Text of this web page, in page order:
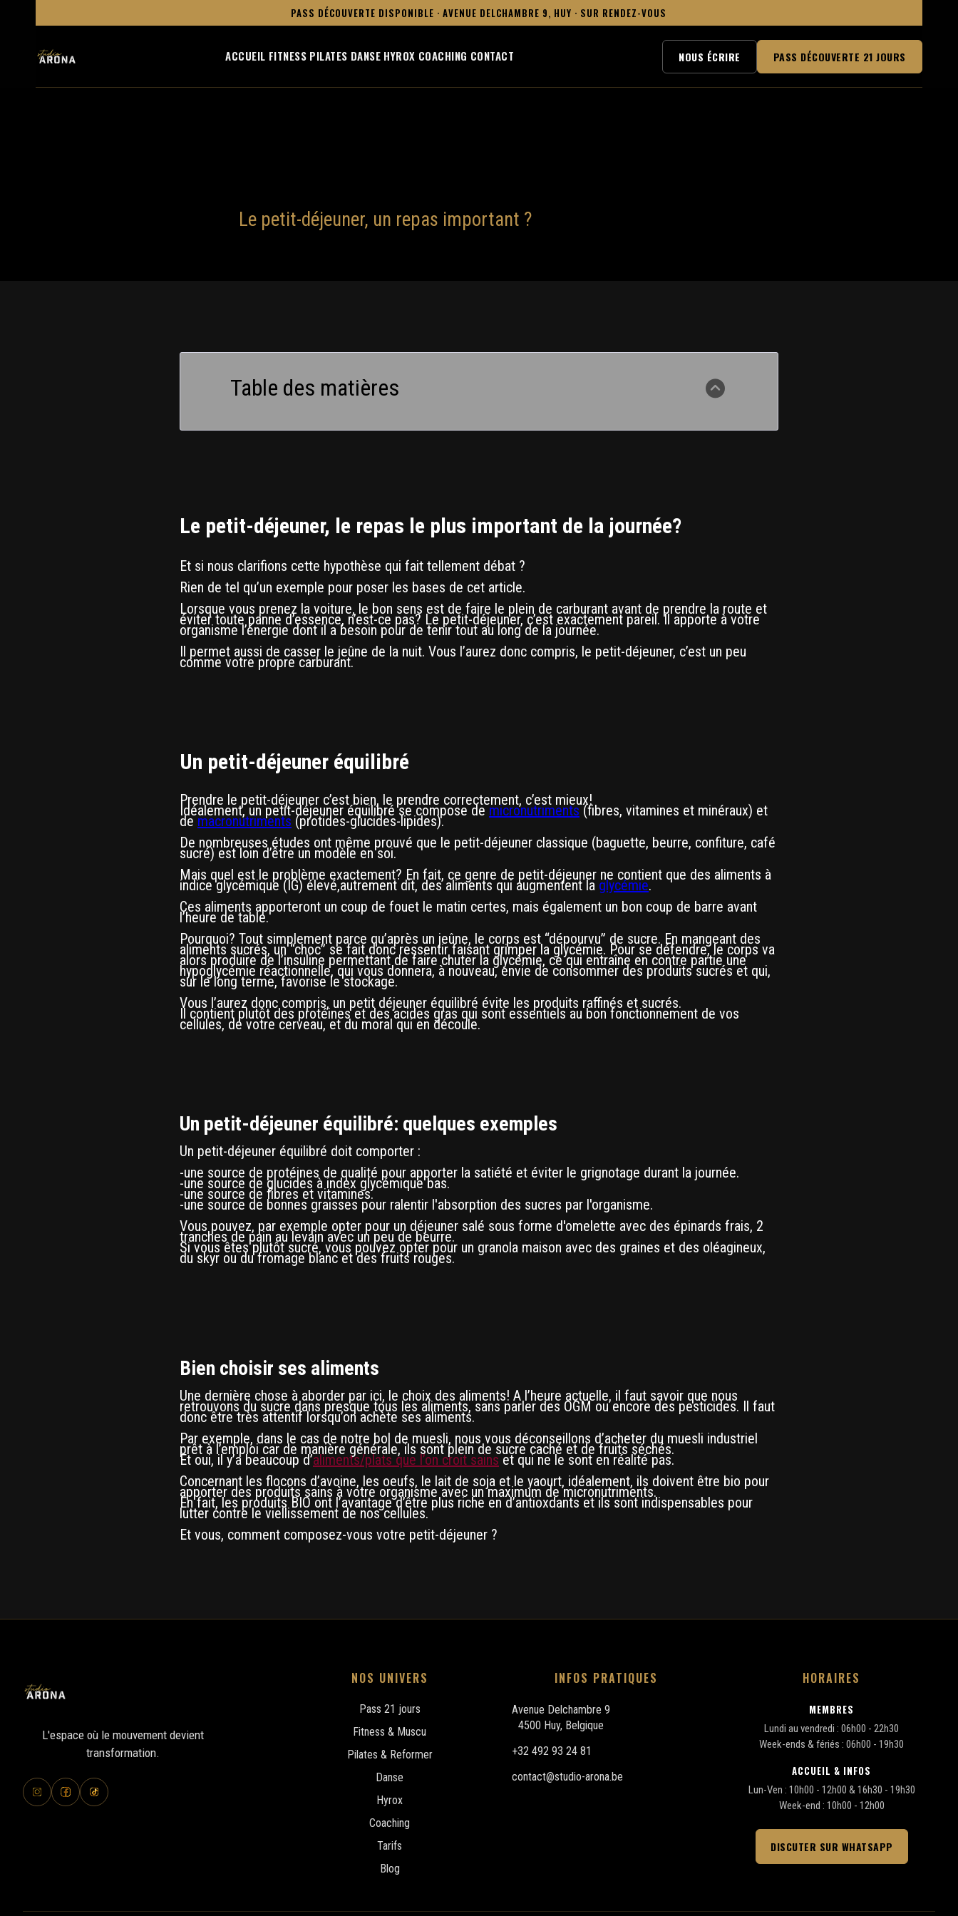
PASS DÉCOUVERTE DISPONIBLE · AVENUE DELCHAMBRE 9, HUY · SUR RENDEZ-VOUS
ACCUEIL FITNESS PILATES DANSE HYROX COACHING CONTACT NOUS ÉCRIRE PASS DÉCOUVERTE 21 JOURS
Le petit-déjeuner, un repas important ?
Table des matières
Le petit-déjeuner, le repas le plus important de la journée?
Et si nous clarifions cette hypothèse qui fait tellement débat ?
Rien de tel qu’un exemple pour poser les bases de cet article.
Lorsque vous prenez la voiture, le bon sens est de faire le plein de carburant avant de prendre la route et
éviter toute panne d’essence, n’est-ce pas? Le petit-déjeuner, c’est exactement pareil. Il apporte à votre
organisme l’énergie dont il a besoin pour de tenir tout au long de la journée.
Il permet aussi de casser le jeûne de la nuit. Vous l’aurez donc compris, le petit-déjeuner, c’est un peu
comme votre propre carburant.
Un petit-déjeuner équilibré
Prendre le petit-déjeuner c’est bien, le prendre correctement, c’est mieux!
Idéalement, un petit-déjeuner équilibré se compose demicronutriments(fibres, vitamines et minéraux) et
demacronutriments (protides-glucides-lipides).
De nombreuses études ont même prouvé que le petit-déjeuner classique (baguette, beurre, confiture, café
sucré) est loin d’être un modèle en soi.
Mais quel est le problème exactement? En fait, ce genre de petit-déjeuner ne contient que des aliments à
indice glycémique (IG) élevé,autrement dit, des aliments qui augmentent la glycémie.
Ces aliments apporteront un coup de fouet le matin certes, mais également un bon coup de barre avant
l’heure de table.
Pourquoi? Tout simplement parce qu’après un jeûne, le corps est “dépourvu” de sucre. En mangeant des
aliments sucrés, un “choc” se fait donc ressentir faisant grimper la glycémie. Pour se défendre, le corps va
alors produire de l’insuline permettant de faire chuter la glycémie, ce qui entraîne en contre partie une
hypoglycémie réactionnelle, qui vous donnera, à nouveau, envie de consommer des produits sucrés et qui,
sur le long terme, favorise le stockage.
Vous l’aurez donc compris, un petit déjeuner équilibré évite les produits raffinés et sucrés.
Il contient plutôt des protéines et des acides gras qui sont essentiels au bon fonctionnement de vos
cellules, de votre cerveau, et du moral qui en découle.
Un petit-déjeuner équilibré: quelques exemples
Un petit-déjeuner équilibré doit comporter :
-une source de protéines de qualité pour apporter la satiété et éviter le grignotage durant la journée.
-une source de glucides à index glycémique bas.
-une source de fibres et vitamines.
-une source de bonnes graisses pour ralentir l'absorption des sucres par l'organisme.
Vous pouvez, par exemple opter pour un déjeuner salé sous forme d'omelette avec des épinards frais, 2
tranches de pain au levain avec un peu de beurre.
Si vous êtes plutôt sucré, vous pouvez opter pour un granola maison avec des graines et des oléagineux,
du skyr ou du fromage blanc et des fruits rouges.
Bien choisir ses aliments
Une dernière chose à aborder par ici, le choix des aliments! A l’heure actuelle, il faut savoir que nous
retrouvons du sucre dans presque tous les aliments, sans parler des OGM ou encore des pesticides. Il faut
donc être très attentif lorsqu’on achète ses aliments.
Par exemple, dans le cas de notre bol de muesli, nous vous déconseillons d’acheter du muesli industriel
prêt à l’emploi car de manière générale, ils sont plein de sucre caché et de fruits séchés.
Et oui, il y’a beaucoup d’aliments/plats que l’on croit sainset qui ne le sont en réalité pas.
Concernant les flocons d’avoine, les oeufs, le lait de soja et le yaourt, idéalement, ils doivent être bio pour
apporter des produits sains à votre organisme avec un maximum de micronutriments.
En fait, les produits BIO ont l’avantage d’être plus riche en d’antioxdants et ils sont indispensables pour
lutter contre le viellissement de nos cellules.
Et vous, comment composez-vous votre petit-déjeuner ?
L'espace où le mouvement devient
transformation.
NOS UNIVERS
Pass 21 jours
Fitness & Muscu
Pilates & Reformer
Danse
Hyrox
Coaching
Tarifs
Blog
INFOS PRATIQUES
Avenue Delchambre 9
4500 Huy, Belgique
+32 492 93 24 81
contact@studio-arona.be
HORAIRES
MEMBRES
Lundi au vendredi : 06h00 - 22h30
Week-ends & fériés : 06h00 - 19h30
ACCUEIL & INFOS
Lun-Ven : 10h00 - 12h00 & 16h30 - 19h30
Week-end : 10h00 - 12h00
DISCUTER SUR WHATSAPP